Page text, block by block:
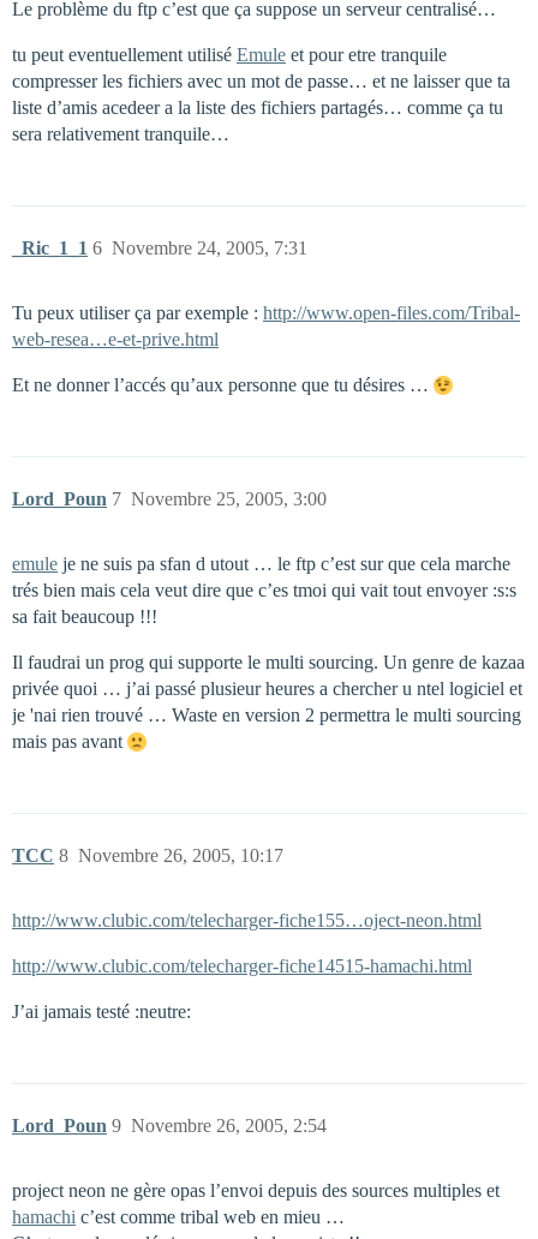
Le problème du ftp c’est que ça suppose un serveur centralisé…
tu peut eventuellement utilisé Emule et pour etre tranquile
compresser les fichiers avec un mot de passe… et ne laisser que ta
liste d’amis acedeer a la liste des fichiers partagés… comme ça tu
sera relativement tranquile…
_Ric_1_1 Novembre 24, 2005, 7:31
6
Tu peux utiliser ça par exemple : http://www.open-files.com/Tribal-
web-resea…e-et-prive.html
Et ne donner l’accés qu’aux personne que tu désires …
Lord_Poun Novembre 25, 2005, 3:00
7
emule je ne suis pa sfan d utout … le ftp c’est sur que cela marche
trés bien mais cela veut dire que c’es tmoi qui vait tout envoyer :s:s
sa fait beaucoup !!!
Il faudrai un prog qui supporte le multi sourcing. Un genre de kazaa
privée quoi … j’ai passé plusieur heures a chercher u ntel logiciel et
je 'nai rien trouvé … Waste en version 2 permettra le multi sourcing
mais pas avant
TCC Novembre 26, 2005, 10:17
8
http://www.clubic.com/telecharger-fiche155…oject-neon.html
http://www.clubic.com/telecharger-fiche14515-hamachi.html
J’ai jamais testé :neutre:
Lord_Poun Novembre 26, 2005, 2:54
9
project neon ne gère opas l’envoi depuis des sources multiples et
hamachi c’est comme tribal web en mieu …